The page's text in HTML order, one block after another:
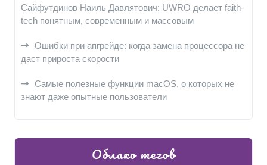
Сайфутдинов Наиль Давлятович: UWRO делает faith-
tech понятным, современным и массовым
Ошибки при апгрейде: когда замена процессора не
даст прироста скорости
Самые полезные функции macOS, о которых не
знают даже опытные пользователи
Облако тегов